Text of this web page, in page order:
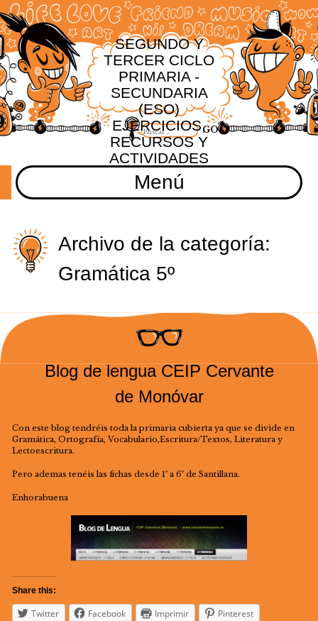
SEGUNDO Y
TERCER CICLO
PRIMARIA -
SECUNDARIA
(ESO)
EJERCICIOS,
RECURSOS Y
ACTIVIDADES
Menú
Archivo de la categoría:
Gramática 5º
Blog de lengua CEIP Cervante
de Monóvar
Con este blog tendréis toda la primaria cubierta ya que se divide en
Gramática, Ortografía, Vocabulario,Escritura/Textos, Literatura y
Lectoescritura.
Pero ademas tenéis las fichas desde 1º a 6º de Santillana.
Enhorabuena
Share this:
Twitter Facebook Imprimir Pinterest